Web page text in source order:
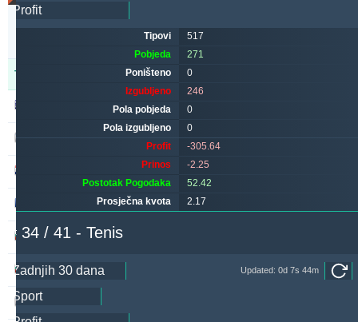
Tipovi
Pobjeda
Poništeno
Izgubljeno
Pola pobjeda
Pola izgubljeno
517
271
0
246
0
0
Profit
Prinos
Postotak Pogodaka
Prosječna kvota
-305.64
-2.25
52.42
2.17
# 34 / 41 - Tenis
Updated: 0d 7s 44m
Updated:
0d
Tipster Pobjeda Poništeno
463 47
kichwa2xr 378
0 369
valderamma2xr308 6
sf49ers 270
ivantsochev 262
makau